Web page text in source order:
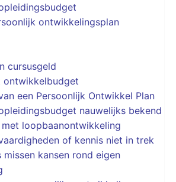
ontwikkelingsplan
cursusgeld
ontwikkelbudget
een Persoonlijk Ontwikkel Plan
nauwelijks bekend
loopbaanontwikkeling
of kennis niet in trek
missen kansen rond eigen